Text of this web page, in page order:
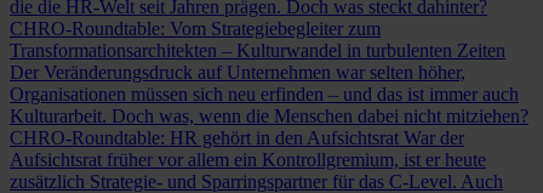
die die HR-Welt seit Jahren prägen. Doch was steckt dahinter?
CHRO-Roundtable: Vom Strategiebegleiter zum
Transformationsarchitekten – Kulturwandel in turbulenten Zeiten
Der Veränderungsdruck auf Unternehmen war selten höher,
Organisationen müssen sich neu erfinden – und das ist immer auch
Kulturarbeit. Doch was, wenn die Menschen dabei nicht mitziehen?
CHRO-Roundtable: HR gehört in den Aufsichtsrat War der
Aufsichtsrat früher vor allem ein Kontrollgremium, ist er heute
zusätzlich Strategie- und Sparringspartner für das C-Level. Auch